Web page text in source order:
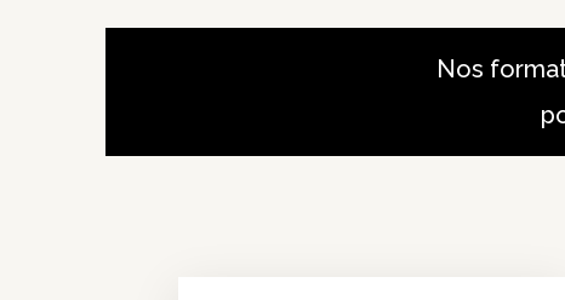
Nos